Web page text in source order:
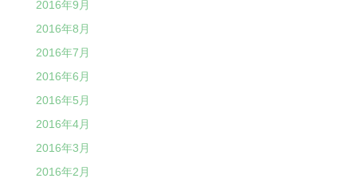
2016年9月
2016年8月
2016年7月
2016年6月
2016年5月
2016年4月
2016年3月
2016年2月